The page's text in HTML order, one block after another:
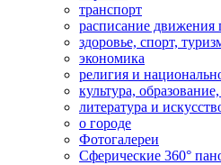
транспорт
расписание движения
здоровье, спорт,
экономика
религия и
культура,
литература и
о городе
Фотогалереи
Сферические 360°